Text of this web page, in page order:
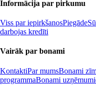
Informācija par pirkumu
Viss par iepirkšanosPiegāde
darbojas kredīti
Vairāk par bonami
KontaktiPar mumsBonami
programmaBonami